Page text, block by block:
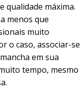
qualidade máxima.
menos que
muito
o caso, associar-se
em sua
tempo, mesmo